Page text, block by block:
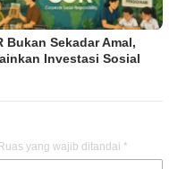
Bukan Sekadar Amal,
Investasi Sosial
yang wajib ditandai *